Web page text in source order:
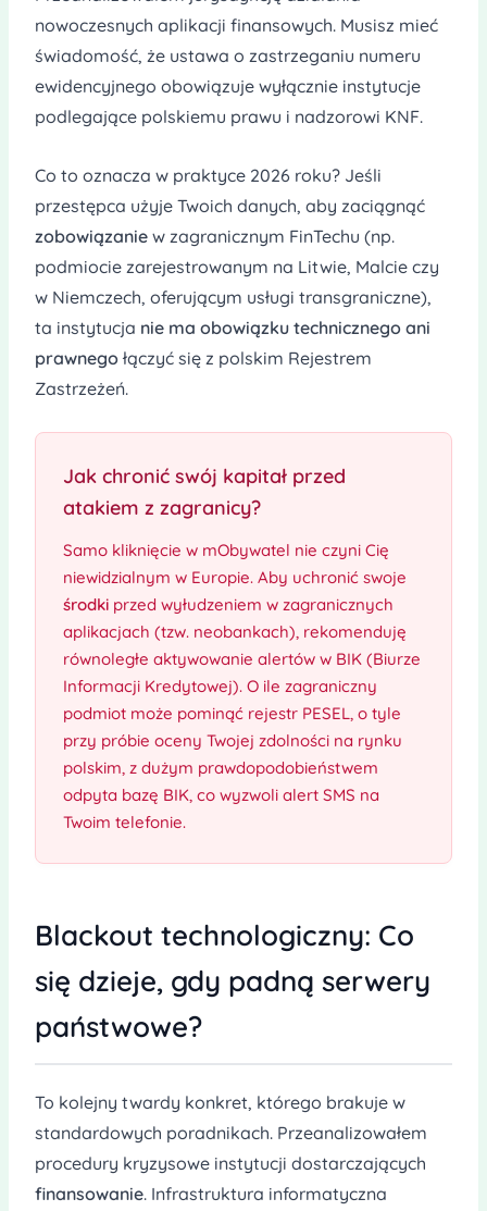
nowoczesnych aplikacji finansowych. Musisz mieć
świadomość, że ustawa o zastrzeganiu numeru
ewidencyjnego obowiązuje wyłącznie instytucje
podlegające polskiemu prawu i nadzorowi KNF.
Co to oznacza w praktyce 2026 roku? Jeśli
przestępca użyje Twoich danych, aby zaciągnąć
zobowiązaniew zagranicznym FinTechu (np.
podmiocie zarejestrowanym na Litwie, Malcie czy
w Niemczech, oferującym usługi transgraniczne),
ta instytucja nie ma obowiązku technicznego ani
prawnegołączyć się z polskim Rejestrem
Zastrzeżeń.
Jak chronić swój kapitał przed
atakiem z zagranicy?
Samo kliknięcie w mObywatel nie czyni Cię
niewidzialnym w Europie. Aby uchronić swoje
środkiprzed wyłudzeniem w zagranicznych
aplikacjach (tzw. neobankach), rekomenduję
równoległe aktywowanie alertów w BIK (Biurze
Informacji Kredytowej). O ile zagraniczny
podmiot może pominąć rejestr PESEL, o tyle
przy próbie oceny Twojej zdolności na rynku
polskim, z dużym prawdopodobieństwem
odpyta bazę BIK, co wyzwoli alert SMS na
Twoim telefonie.
Blackout technologiczny: Co
się dzieje, gdy padną serwery
państwowe?
To kolejny twardy konkret, którego brakuje w
standardowych poradnikach. Przeanalizowałem
procedury kryzysowe instytucji dostarczających
finansowanie. Infrastruktura informatyczna